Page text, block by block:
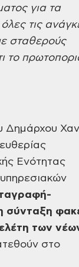
για τα
τις
σταθερούς
το
Δημάρχου
Ενότητας
σύνταξη
των
στο